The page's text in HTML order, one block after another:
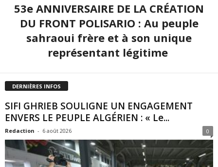
53e ANNIVERSAIRE DE LA CRÉATION
DU FRONT POLISARIO : Au peuple
sahraoui frère et à son unique
représentant légitime
DERNIÈRES INFOS
SIFI GHRIEB SOULIGNE UN ENGAGEMENT
ENVERS LE PEUPLE ALGÉRIEN : « Le...
Redaction - 6 août 2026 0